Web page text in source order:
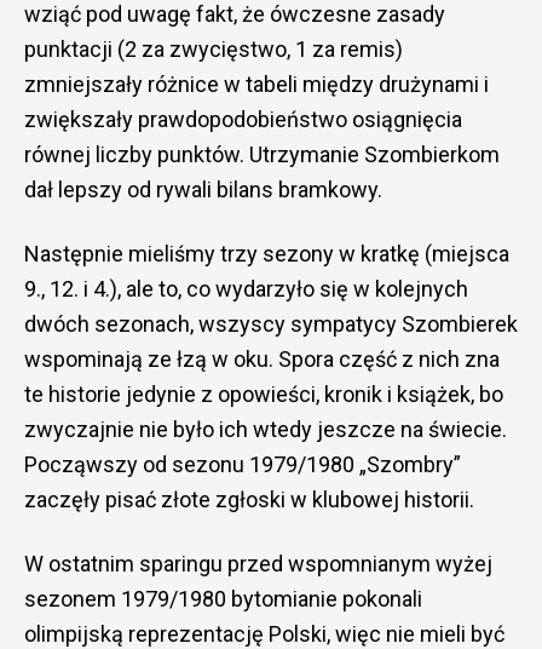
wziąć pod uwagę fakt, że ówczesne zasady
punktacji (2 za zwycięstwo, 1 za remis)
zmniejszały różnice w tabeli między drużynami i
zwiększały prawdopodobieństwo osiągnięcia
równej liczby punktów. Utrzymanie Szombierkom
dał lepszy od rywali bilans bramkowy.
Następnie mieliśmy trzy sezony w kratkę (miejsca
9., 12. i 4.), ale to, co wydarzyło się w kolejnych
dwóch sezonach, wszyscy sympatycy Szombierek
wspominają ze łzą w oku. Spora część z nich zna
te historie jedynie z opowieści, kronik i książek, bo
zwyczajnie nie było ich wtedy jeszcze na świecie.
Począwszy od sezonu 1979/1980 „Szombry”
zaczęły pisać złote zgłoski w klubowej historii.
W ostatnim sparingu przed wspomnianym wyżej
sezonem 1979/1980 bytomianie pokonali
olimpijską reprezentację Polski, więc nie mieli być